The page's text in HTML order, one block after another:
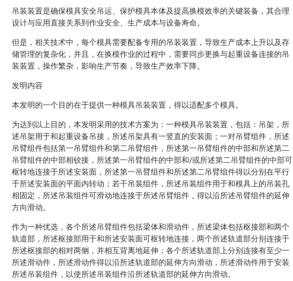
吊装装置是确保模具安全吊运、保护模具本体及提高换模效率的关键装备，其合理
设计与应用直接关系到作业安全、生产成本与设备寿命。
但是，相关技术中，每个模具需要配备专用的吊装装置，导致生产成本上升以及存
储管理的复杂化，并且，在换模作业的过程中，需要同步更换与起重设备连接的吊
装装置，操作繁杂，影响生产节奏，导致生产效率下降。
发明内容
本发明的一个目的在于提供一种模具吊装装置，得以适配多个模具。
为达到以上目的，本发明采用的技术方案为：一种模具吊装装置，包括：吊架，所
述吊架用于和起重设备吊接，所述吊架具有一竖直的安装面；一对吊臂组件，所述
吊臂组件包括第一吊臂组件和第二吊臂组件，所述第一吊臂组件的中部和所述第二
吊臂组件的中部相铰接，所述第一吊臂组件的中部和/或所述第二吊臂组件的中部可
枢转地连接于所述安装面，所述第一吊臂组件和所述第二吊臂组件得以分别在平行
于所述安装面的平面内转动；若干吊装组件，所述吊装组件用于和模具上的吊装孔
相固定，所述吊装组件可滑动地连接于所述吊臂组件，得以沿所述吊臂组件的延伸
方向滑动。
作为一种优选，各个所述吊臂组件包括梁体和滑动件，所述梁体包括枢接部和两个
轨道部，所述枢接部用于和所述安装面可枢转地连接，两个所述轨道部分别连接于
所述枢接部的相对两侧，并相互背离地延伸；各个所述轨道部上分别连接有至少一
所述滑动件，所述滑动件得以沿所述轨道部的延伸方向滑动，所述滑动件用于安装
所述吊装组件，以使所述吊装组件沿所述轨道部的延伸方向滑动。